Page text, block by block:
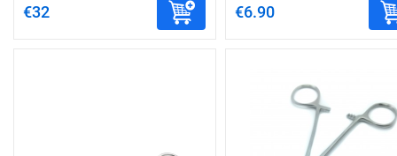
€32 €6.90